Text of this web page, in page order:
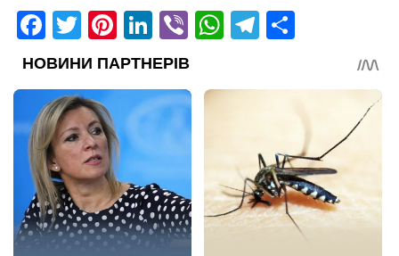
Facebook
Twitter
Pinterest
LinkedIn
ViberWhatsApp
Telegram